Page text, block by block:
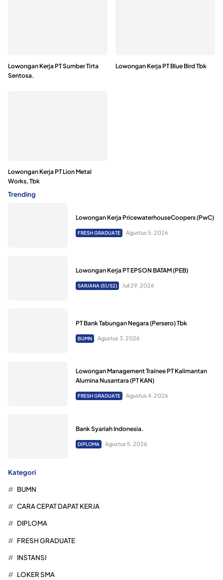
Lowongan Kerja PT Sumber Tirta
Sentosa.
Lowongan Kerja PT Blue Bird Tbk
Lowongan Kerja PT Lion Metal
Works, Tbk
Trending
Lowongan Kerja PricewaterhouseCoopers (PwC)
FRESH GRADUATE Agustus 5, 2026
Lowongan Kerja PT EPSON BATAM (PEB)
SARJANA (S1/S2) Juli 29, 2026
PT Bank Tabungan Negara (Persero) Tbk
BUMN Agustus 3, 2026
Lowongan Management Trainee PT Kalimantan
Alumina Nusantara (PT KAN)
FRESH GRADUATE Agustus 4, 2026
Bank Syariah Indonesia.
DIPLOMA Agustus 5, 2026
Kategori
BUMN
CARA CEPAT DAPAT KERJA
DIPLOMA
FRESH GRADUATE
INSTANSI
LOKER SMA